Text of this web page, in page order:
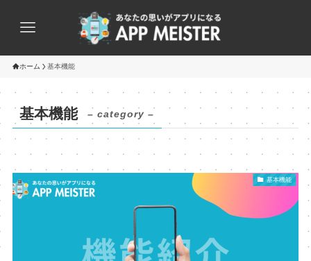
ホーム 基本機能
基本機能 – category –
基本機能